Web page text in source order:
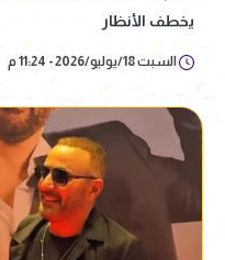
يخطف الأنظار
السبت 18/يوليو/2026 - 11:24 م